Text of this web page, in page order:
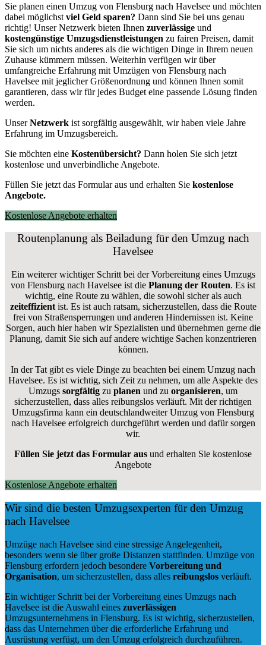
Sie planen einen Umzug von Flensburg nach Havelsee und möchten
dabei möglichst viel Geld sparen? Dann sind Sie bei uns genau
richtig! Unser Netzwerk bieten Ihnen zuverlässige und
kostengünstige Umzugsdienstleistungen zu fairen Preisen, damit
Sie sich um nichts anderes als die wichtigen Dinge in Ihrem neuen
Zuhause kümmern müssen. Weiterhin verfügen wir über
umfangreiche Erfahrung mit Umzügen von Flensburg nach
Havelsee mit jeglicher Größenordnung und können Ihnen somit
garantieren, dass wir für jedes Budget eine passende Lösung finden
werden.
UnserNetzwerk ist sorgfältig ausgewählt, wir haben viele Jahre
Erfahrung im Umzugsbereich.
Sie möchten eine Kostenübersicht? Dann holen Sie sich jetzt
kostenlose und unverbindliche Angebote.
Füllen Sie jetzt das Formular aus und erhalten Sie kostenlose
Angebote.
Kostenlose Angebote erhalten
Routenplanung als Beiladung für den Umzug nach
Havelsee
Ein weiterer wichtiger Schritt bei der Vorbereitung eines Umzugs
von Flensburg nach Havelsee ist die Planung der Routen. Es ist
wichtig, eine Route zu wählen, die sowohl sicher als auch
zeiteffizientist. Es ist auch ratsam, sicherzustellen, dass die Route
frei von Straßensperrungen und anderen Hindernissen ist. Keine
Sorgen, auch hier haben wir Spezialisten und übernehmen gerne die
Planung, damit Sie sich auf andere wichtige Sachen konzentrieren
können.
In der Tat gibt es viele Dinge zu beachten bei einem Umzug nach
Havelsee. Es ist wichtig, sich Zeit zu nehmen, um alle Aspekte des
Umzugs sorgfältig zu planen und zu organisieren, um
sicherzustellen, dass alles reibungslos verläuft. Mit der richtigen
Umzugsfirma kann ein deutschlandweiter Umzug von Flensburg
nach Havelsee erfolgreich durchgeführt werden und dafür sorgen
wir.
Füllen Sie jetzt das Formular aus und erhalten Sie kostenlose
Angebote
Kostenlose Angebote erhalten
Wir sind die besten Umzugsexperten für den Umzug
nach Havelsee
Umzüge nach Havelsee sind eine stressige Angelegenheit,
besonders wenn sie über große Distanzen stattfinden. Umzüge von
Flensburg erfordern jedoch besondere Vorbereitung und
Organisation, um sicherzustellen, dass alles reibungslos verläuft.
Ein wichtiger Schritt bei der Vorbereitung eines Umzugs nach
Havelsee ist die Auswahl eines zuverlässigen
Umzugsunternehmens in Flensburg. Es ist wichtig, sicherzustellen,
dass das Unternehmen über die erforderliche Erfahrung und
Ausrüstung verfügt, um den Umzug erfolgreich durchzuführen.